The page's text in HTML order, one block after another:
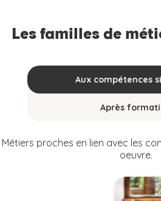
Les familles de
Aux compétences
Après
Métiers proches en lien avec les
oeuvre.